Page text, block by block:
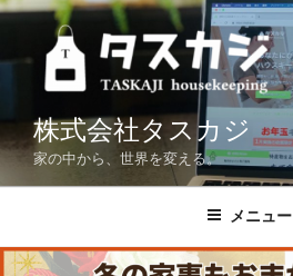
コ
テ
ツ
へ
プ
株式会社タスカジ
家の中から、世界を変える。
メニュー